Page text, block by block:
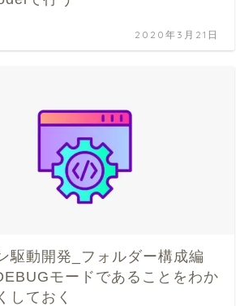
2020年3月21日
駆動開発_フォルダー構成編
モードであることをわか
しておく